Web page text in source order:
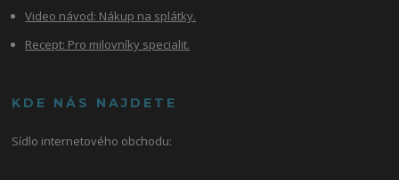
Video návod: Nákup na splátky.
Recept: Pro milovníky specialit.
KDE NÁS NAJDETE
Sídlo internetového obchodu: